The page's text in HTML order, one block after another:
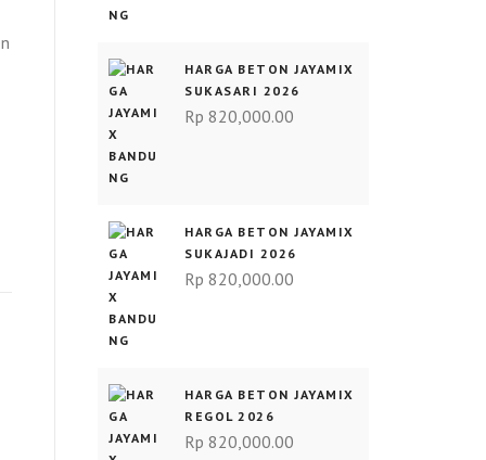
HARGA BETON JAYAMIX
SUKASARI 2026
Rp 820,000.00
HARGA BETON JAYAMIX
SUKAJADI 2026
Rp 820,000.00
HARGA BETON JAYAMIX
REGOL 2026
Rp 820,000.00